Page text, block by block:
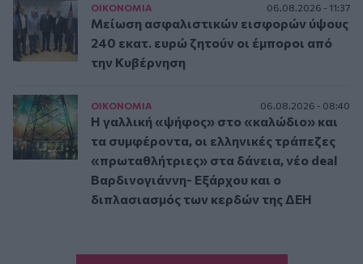
ΟΙΚΟΝΟΜΙΑ 06.08.2026 - 11:37
Μείωση ασφαλιστικών εισφορών ύψους
240 εκατ. ευρώ ζητούν οι έμποροι από
την Κυβέρνηση
ΟΙΚΟΝΟΜΙΑ 06.08.2026 - 08:40
Η γαλλική «ψήφος» στο «καλώδιο» και
τα συμφέροντα, οι ελληνικές τράπεζες
«πρωταθλήτριες» στα δάνεια, νέο deal
Βαρδινογιάννη- Εξάρχου και ο
διπλασιασμός των κερδών της ΔΕΗ